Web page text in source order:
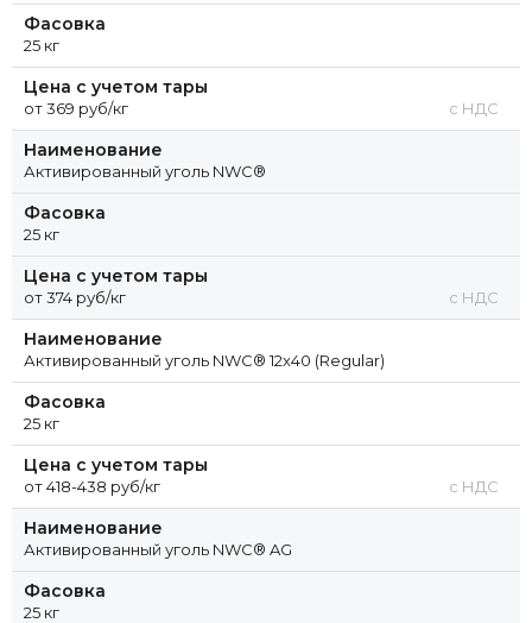
Фасовка
25 кг
Цена с учетом тары
от 369 руб/кг с НДС
Наименование
Активированный уголь NWC®
Фасовка
25 кг
Цена с учетом тары
от 374 руб/кг с НДС
Наименование
Активированный уголь NWC® 12x40 (Regular)
Фасовка
25 кг
Цена с учетом тары
от 418-438 руб/кг с НДС
Наименование
Активированный уголь NWC® AG
Фасовка
25 кг